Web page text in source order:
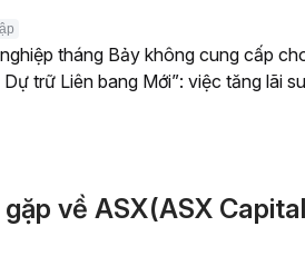
tháng Bảy không cung cấp
trữ Liên bang Mới”: việc tăng lãi
về ASX(ASX